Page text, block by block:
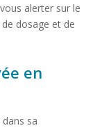
alerter sur le
dosage et de
en
sa